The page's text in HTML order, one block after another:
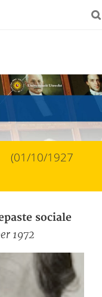
(01/10/1927
sociale
1972